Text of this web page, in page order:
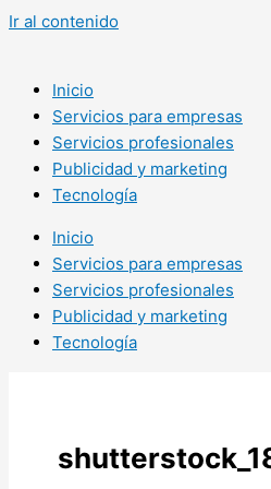
Ir al contenido
Inicio
Servicios para empresas
Servicios profesionales
Publicidad y marketing
Tecnología
Inicio
Servicios para empresas
Servicios profesionales
Publicidad y marketing
Tecnología